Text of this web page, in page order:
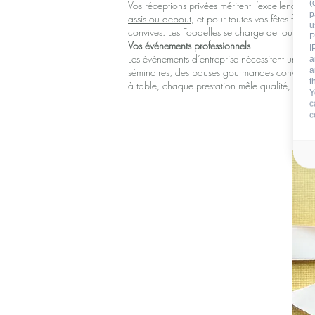
Vos réceptions privées méritent l’excellence.
assis ou debout, et pour toutes vos fêtes
convives. Les Foodelles se charge de tout
Vos événements professionnels
Les événements d’entreprise nécessitent un
séminaires, des pauses gourmandes
à table, chaque prestation mêle qualité,